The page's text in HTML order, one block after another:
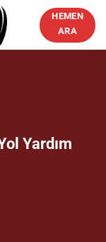
HEMEN
ARA
Yardım